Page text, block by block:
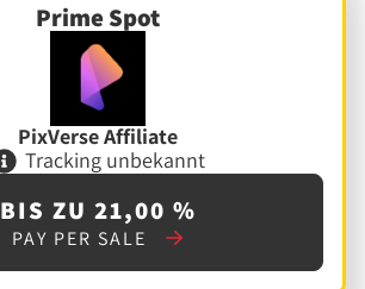
Prime Spot
PixVerse Affiliate
Tracking unbekannt
BIS ZU 21,00 %
PAY PER SALE